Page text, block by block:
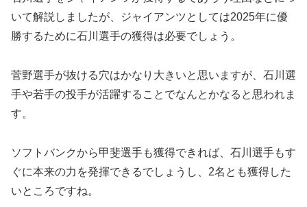
いて解説しましたが、ジャイアンツとしては2025年に優
勝するために石川選手の獲得は必要でしょう。
菅野選手が抜ける穴はかなり大きいと思いますが、石川選
手や若手の投手が活躍することでなんとかなると思われま
す。
ソフトバンクから甲斐選手も獲得できれば、石川選手もす
ぐに本来の力を発揮できるでしょうし、2名とも獲得した
いところですね。